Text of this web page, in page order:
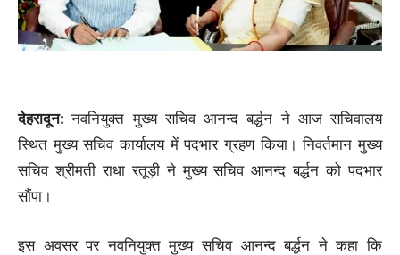
देहरादून:नवनियुक्त मुख्य सचिव आनन्द बर्द्धन ने आज सचिवालय
स्थित मुख्य सचिव कार्यालय में पदभार ग्रहण किया। निवर्तमान मुख्य
सचिव श्रीमती राधा रतूड़ी ने मुख्य सचिव आनन्द बर्द्धन को पदभार
सौंपा।
इस अवसर पर नवनियुक्त मुख्य सचिव आनन्द बर्द्धन ने कहा कि